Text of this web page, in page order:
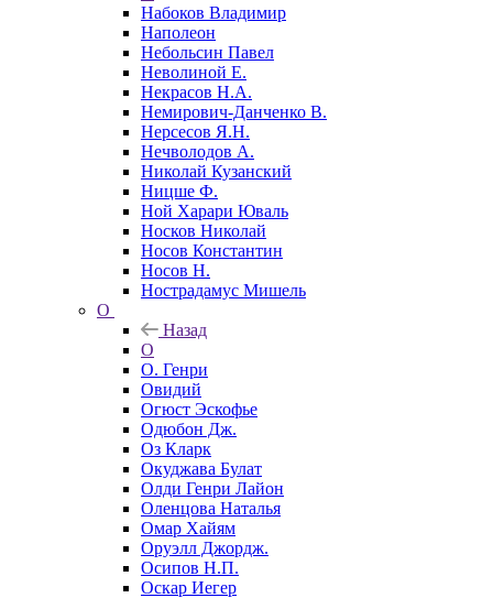
Набоков Владимир
Наполеон
Небольсин Павел
Неволиной Е.
Некрасов Н.А.
Немирович-Данченко В.
Нерсесов Я.Н.
Нечволодов А.
Николай Кузанский
Ницше Ф.
Ной Харари Юваль
Носков Николай
Носов Константин
Носов Н.
Нострадамус Мишель
О
Назад
О
О. Генри
Овидий
Огюст Эскофье
Одюбон Дж.
Оз Кларк
Окуджава Булат
Олди Генри Лайон
Оленцова Наталья
Омар Хайям
Оруэлл Джордж.
Осипов Н.П.
Оскар Иегер